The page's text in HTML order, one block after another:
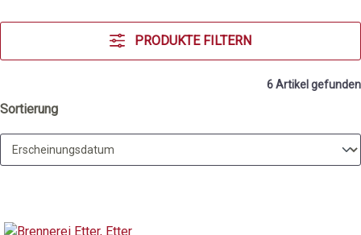
PRODUKTE FILTERN
6 Artikel gefunden
Sortierung